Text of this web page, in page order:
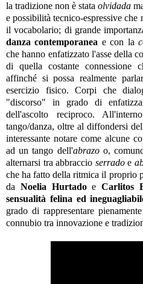
la tradizione non è stata olvidada
e possibilità tecnico-espressive
il vocabolario; di grande
danza contemporanea e con la
che hanno enfatizzato l'asse della
di quella costante connessione
affinché si possa realmente
esercizio fisico. Corpi che
"discorso" in grado di
dell'ascolto reciproco.
tango/danza, oltre al diffondersi
interessante notare come alcune
ad un tango dell'abrazoo,
alternarsi tra abbraccio serradoe
che ha fatto della ritmica il proprio
da Noelia HurtadoeCarlitos
sensualità felina ed
grado di rappresentare
connubio tra innovazione e